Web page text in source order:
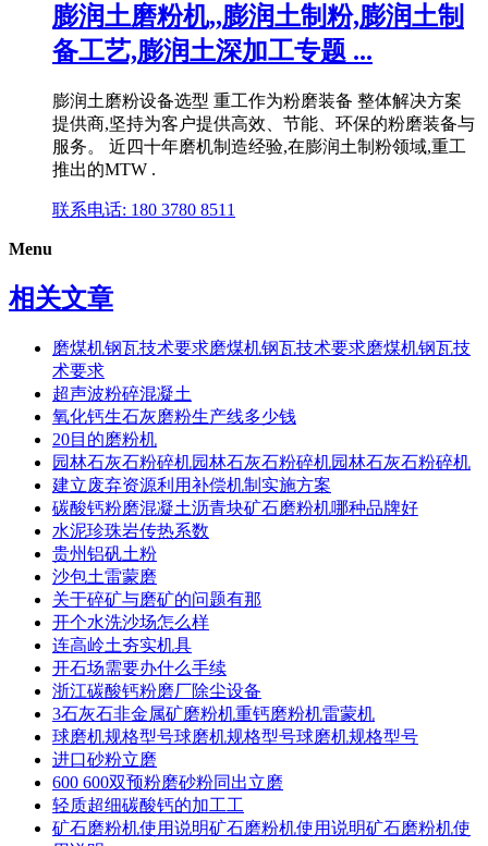
膨润土磨粉机,,膨润土制粉,膨润土制
备工艺,膨润土深加工专题 ...
膨润土磨粉设备选型 重工作为粉磨装备 整体解决方案
提供商,坚持为客户提供高效、节能、环保的粉磨装备与
服务。 近四十年磨机制造经验,在膨润土制粉领域,重工
推出的MTW .
联系电话: 180 3780 8511
Menu
相关文章
磨煤机钢瓦技术要求磨煤机钢瓦技术要求磨煤机钢瓦技
术要求
超声波粉碎混凝土
氧化钙生石灰磨粉生产线多少钱
20目的磨粉机
园林石灰石粉碎机园林石灰石粉碎机园林石灰石粉碎机
建立废弃资源利用补偿机制实施方案
碳酸钙粉磨混凝土沥青块矿石磨粉机哪种品牌好
水泥珍珠岩传热系数
贵州铝矾土粉
沙包土雷蒙磨
关于碎矿与磨矿的问题有那
开个水洗沙场怎么样
连高岭土夯实机具
开石场需要办什么手续
浙江碳酸钙粉磨厂除尘设备
3石灰石非金属矿磨粉机重钙磨粉机雷蒙机
球磨机规格型号球磨机规格型号球磨机规格型号
进口砂粉立磨
600 600双预粉磨砂粉同出立磨
轻质超细碳酸钙的加工工
矿石磨粉机使用说明矿石磨粉机使用说明矿石磨粉机使